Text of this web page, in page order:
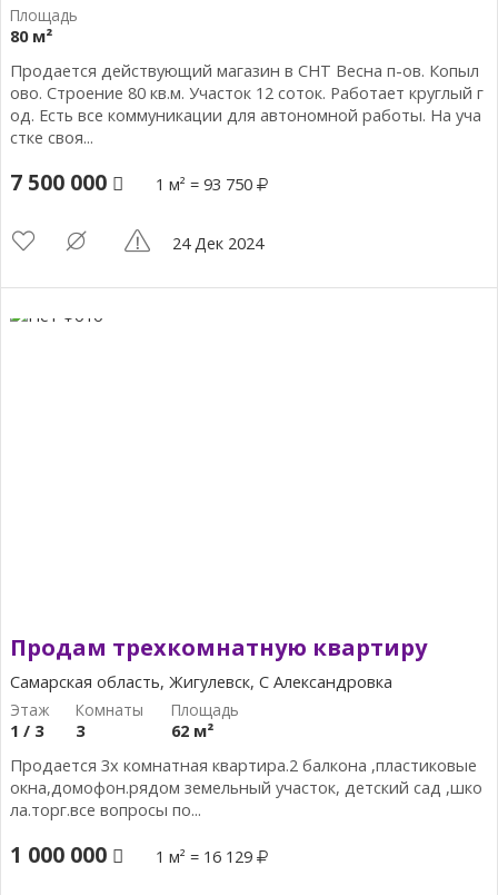
80 м²
Продается действующий магазин в СНТ Весна п-ов. Копыл
ово. Строение 80 кв.м. Участок 12 соток. Работает круглый г
од. Есть все коммуникации для автономной работы. На уча
стке своя...
7 500 000 1 м² = 93 750
24 Дек 2024
Продам трехкомнатную квартиру
Самарская область, Жигулевск, С Александровка
1 / 3 3
62 м²
Продается 3х комнатная квартира.2 балкона ,пластиковые
окна,домофон.рядом земельный участок, детский сад ,шко
ла.торг.все вопросы по...
1 000 000 1 м² = 16 129